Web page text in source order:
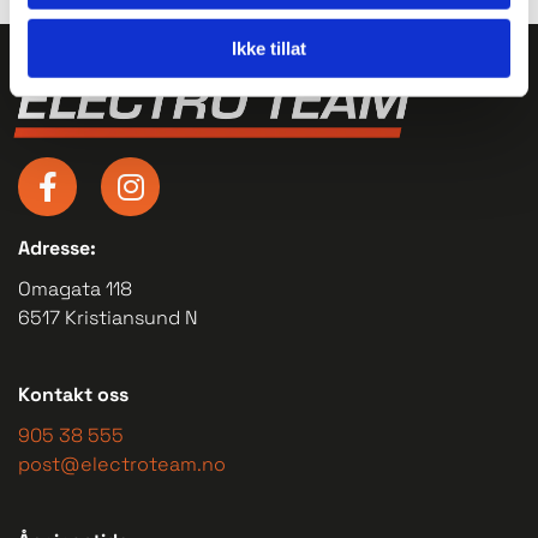
Ikke tillat
Adresse:
Omagata 118
6517 Kristiansund N
Kontakt oss
905 38 555
post@electroteam.no